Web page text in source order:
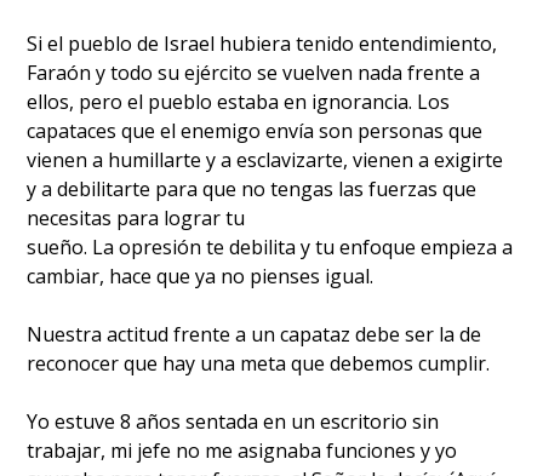
Si el pueblo de Israel hubiera tenido entendimiento,
Faraón y todo su ejército se vuelven nada frente a
ellos, pero el pueblo estaba en ignorancia. Los
capataces que el enemigo envía son personas que
vienen a humillarte y a esclavizarte, vienen a exigirte
y a debilitarte para que no tengas las fuerzas que
necesitas para lograr tu
sueño. La opresión te debilita y tu enfoque empieza a
cambiar, hace que ya no pienses igual.
Nuestra actitud frente a un capataz debe ser la de
reconocer que hay una meta que debemos cumplir.
Yo estuve 8 años sentada en un escritorio sin
trabajar, mi jefe no me asignaba funciones y yo